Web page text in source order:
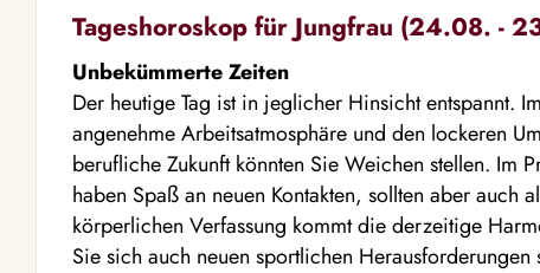
Tageshoroskop für Jungfrau (24.08. -
Unbekümmerte Zeiten
Der heutige Tag ist in jeglicher Hinsicht entspannt.
angenehme Arbeitsatmosphäre und den lockeren
berufliche Zukunft könnten Sie Weichen stellen. Im
haben Spaß an neuen Kontakten, sollten aber auch
körperlichen Verfassung kommt die derzeitige
Sie sich auch neuen sportlichen Herausforderungen